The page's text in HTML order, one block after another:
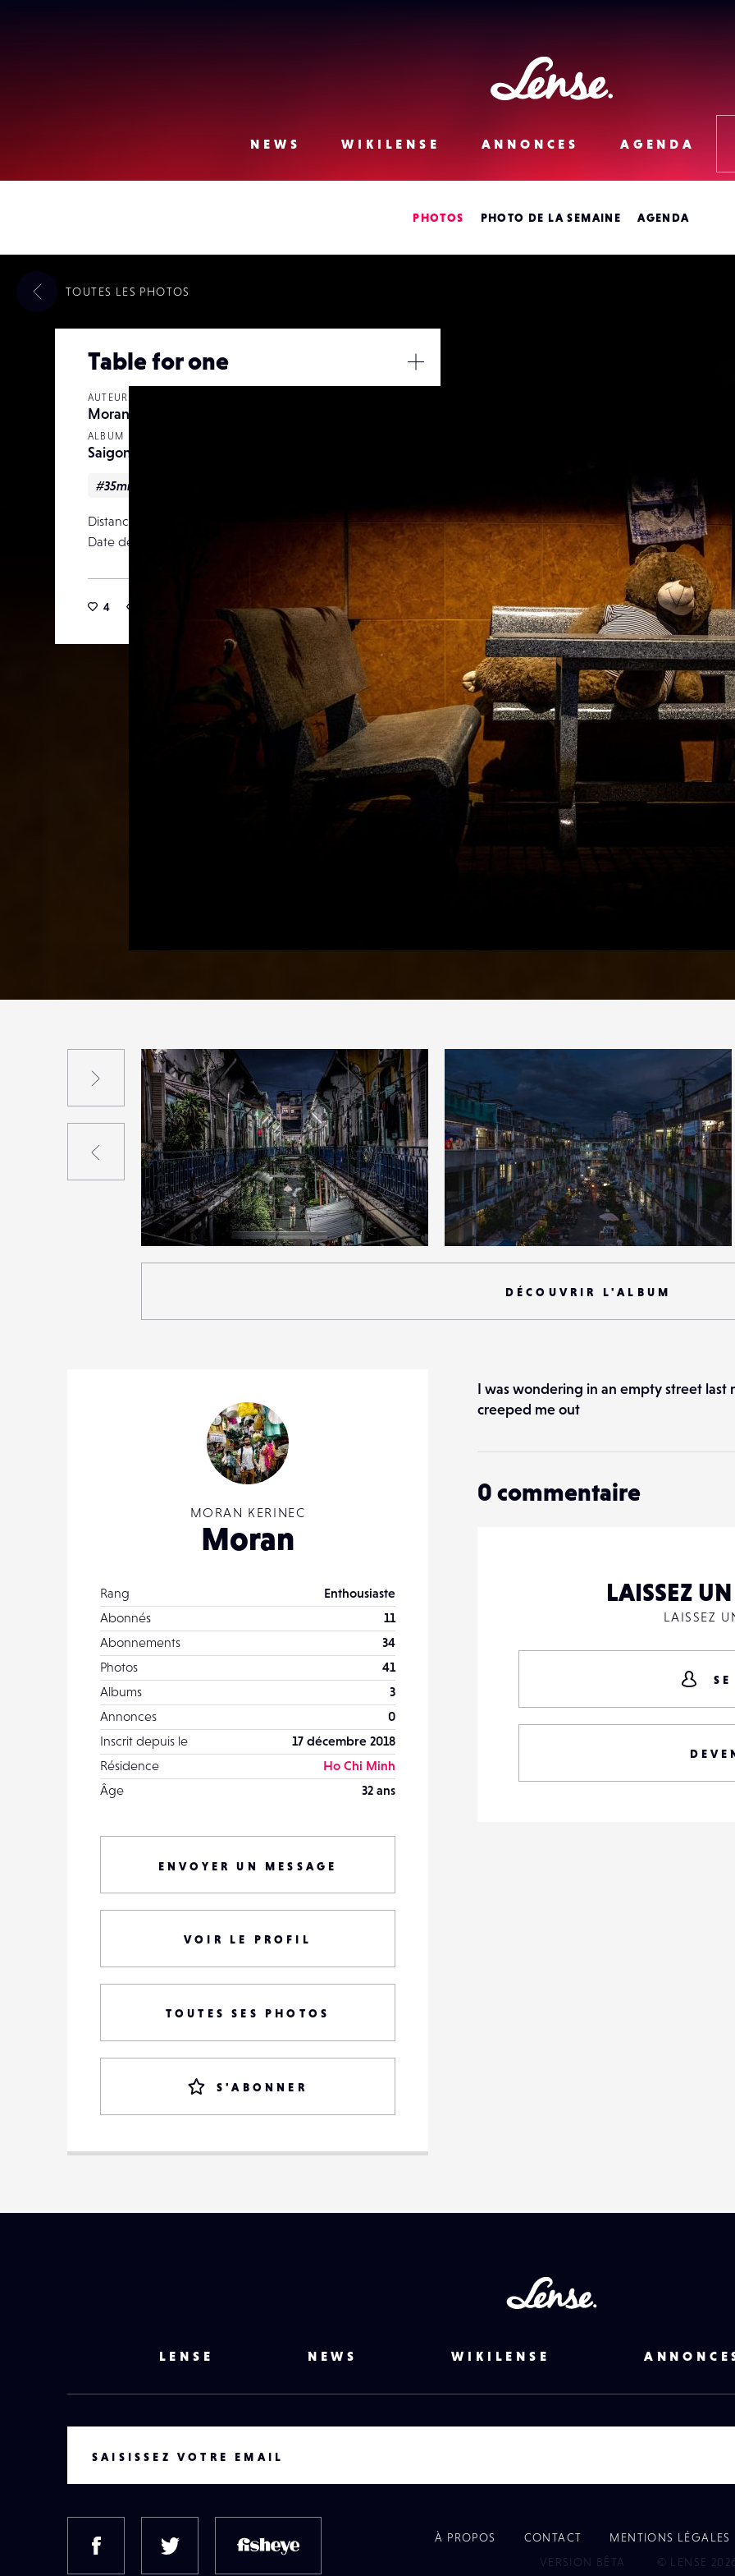
Lense
NEWS
WIKILENSE ANNONCES AGENDA
PHOTOS PHOTO DE LA SEMAINE AGENDA
Table for one
AUTEUR
Moran
ALBUM
Saigon by night
#35mm
Distance focale
0 mm
Date de publication
21 juin 2019
4
TOUTES LES PHOTOS
2
25
2
20
Suivant
Précédent
DÉCOUVRIR L'ALBUM
MORAN KERINEC
Moran
Rang
Enthousiaste
Abonnés
11
Abonnements
34
Photos
41
Albums
3
Annonces
0
Inscrit depuis le
17 décembre 2018
Résidence
Ho Chi Minh
Âge
32 ans
ENVOYER UN MESSAGE
VOIR LE PROFIL
TOUTES SES PHOTOS
S'ABONNER
I was wondering in an empty street
creeped me out
0 commentaire
LAISSEZ
LAISSEZ
LENSE NEWS WIKILENSE
SAISISSEZ VOTRE EMAIL
FACEBOOK TWITTER
À PROPOS CONTACT
MENTIONS LÉGALES
VERSION BÊTA
© LENSE